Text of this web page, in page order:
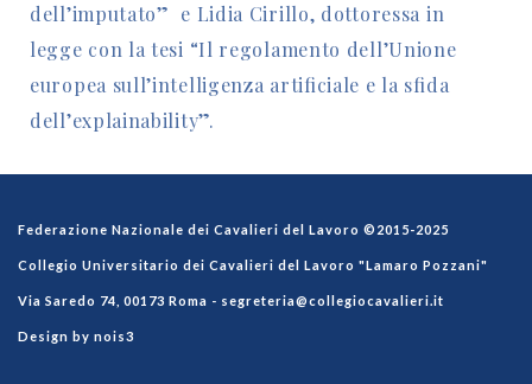
dell’imputato” e Lidia Cirillo, dottoressa in
legge con la tesi “Il regolamento dell’Unione
europea sull’intelligenza artificiale e la sfida
dell’explainability”.
Federazione Nazionale dei Cavalieri del Lavoro ©2015-2025
Collegio Universitario dei Cavalieri del Lavoro "Lamaro Pozzani"
Via Saredo 74, 00173 Roma - segreteria@collegiocavalieri.it
Design by nois3